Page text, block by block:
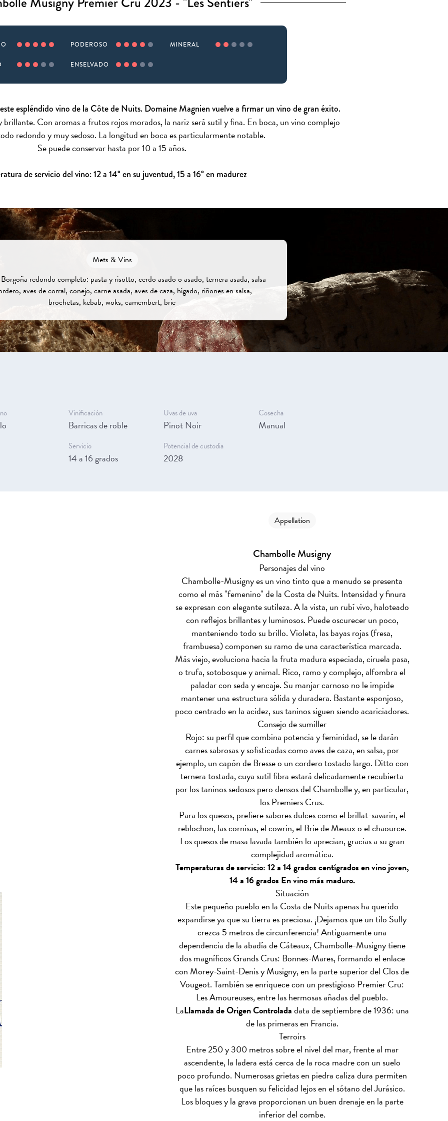
PODEROSO MINERAL
ENSELVADO
espléndido vino de la Côte de Nuits. Domaine Magnien vuelve a firmar un vino de gran éxito.
Con aromas a frutos rojos morados, la nariz será sutil y fina. En boca, un vino complejo
redondo y muy sedoso. La longitud en boca es particularmente notable.
Se puede conservar hasta por 10 a 15 años.
de servicio del vino: 12 a 14° en su juventud, 15 a 16° en madurez
Mets & Vins
redondo completo: pasta y risotto, cerdo asado o asado, ternera asada, salsa
aves de corral, conejo, carne asada, aves de caza, hígado, riñones en salsa,
brochetas, kebab, woks, camembert, brie
Vinificación
Barricas de roble
Uvas de uva
Pinot Noir
Cosecha
Manual
Servicio
14 a 16 grados
Potencial de custodia
2028
Appellation
Chambolle Musigny
Personajes del vino
Chambolle-Musigny es un vino tinto que a menudo se presenta
como el más "femenino" de la Costa de Nuits. Intensidad y finura
se expresan con elegante sutileza. A la vista, un rubí vivo, haloteado
con reflejos brillantes y luminosos. Puede oscurecer un poco,
manteniendo todo su brillo. Violeta, las bayas rojas (fresa,
frambuesa) componen su ramo de una característica marcada.
Más viejo, evoluciona hacia la fruta madura especiada, ciruela pasa,
o trufa, sotobosque y animal. Rico, ramo y complejo, alfombra el
paladar con seda y encaje. Su manjar carnoso no le impide
mantener una estructura sólida y duradera. Bastante esponjoso,
poco centrado en la acidez, sus taninos siguen siendo acariciadores.
Consejo de sumiller
Rojo: su perfil que combina potencia y feminidad, se le darán
carnes sabrosas y sofisticadas como aves de caza, en salsa, por
ejemplo, un capón de Bresse o un cordero tostado largo. Ditto con
ternera tostada, cuya sutil fibra estará delicadamente recubierta
por los taninos sedosos pero densos del Chambolle y, en particular,
los Premiers Crus.
Para los quesos, prefiere sabores dulces como el brillat-savarin, el
reblochon, las cornisas, el cowrin, el Brie de Meaux o el chaource.
Los quesos de masa lavada también lo aprecian, gracias a su gran
complejidad aromática.
Temperaturas de servicio: 12 a 14 grados centígrados en vino joven,
14 a 16 grados En vino más maduro.
Situación
Este pequeño pueblo en la Costa de Nuits apenas ha querido
expandirse ya que su tierra es preciosa. ¡Dejamos que un tilo Sully
crezca 5 metros de circunferencia! Antiguamente una
dependencia de la abadía de Cáteaux, Chambolle-Musigny tiene
dos magníficos Grands Crus: Bonnes-Mares, formando el enlace
con Morey-Saint-Denis y Musigny, en la parte superior del Clos de
Vougeot. También se enriquece con un prestigioso Premier Cru:
Les Amoureuses, entre las hermosas añadas del pueblo.
LaLlamada de Origen Controladadata de septiembre de 1936: una
de las primeras en Francia.
Terroirs
Entre 250 y 300 metros sobre el nivel del mar, frente al mar
ascendente, la ladera está cerca de la roca madre con un suelo
poco profundo. Numerosas grietas en piedra caliza dura permiten
que las raíces busquen su felicidad lejos en el sótano del Jurásico.
Los bloques y la grava proporcionan un buen drenaje en la parte
inferior del combe.